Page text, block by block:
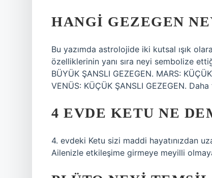
HANGI GEZEGEN
Bu yazımda astrolojide iki kutsal ışık
özelliklerinin yanı sıra neyi sembolize
BÜYÜK ŞANSLI GEZEGEN. MARS:
VENÜS: KÜÇÜK ŞANSLI GEZEGEN.
4 EVDE KETU NE
4. evdeki Ketu sizi maddi hayatınızdan
Ailenizle etkileşime girmeye meyilli